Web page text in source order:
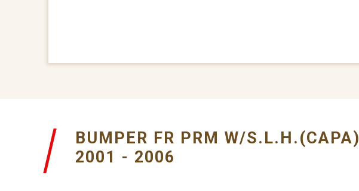
BUMPER FR PRM W/S.L.H.(CAPA)
2001 - 2006